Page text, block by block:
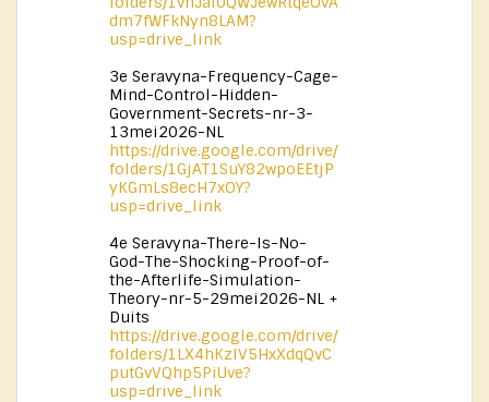
dm7fWFkNyn8LAM?
usp=drive_link
3e Seravyna-Frequency-Cage-
Mind-Control-Hidden-
Government-Secrets-nr-3-
13mei2026-NL
https://drive.google.com/drive/
folders/1GjAT1SuY82wpoEEtjP
yKGmLs8ecH7xOY?
usp=drive_link
4e Seravyna-There-Is-No-
God-The-Shocking-Proof-of-
the-Afterlife-Simulation-
Theory-nr-5-29mei2026-NL +
Duits
https://drive.google.com/drive/
folders/1LX4hKzIV5HxXdqQvC
putGvVQhp5PiUve?
usp=drive_link